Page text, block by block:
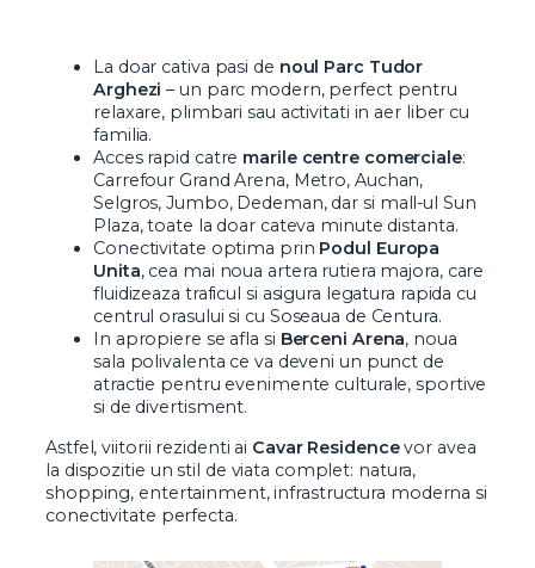
La doar cativa pasi de noul Parc Tudor
Arghezi – un parc modern, perfect pentru
relaxare, plimbari sau activitati in aer liber cu
familia.
Acces rapid catre marile centre comerciale:
Carrefour Grand Arena, Metro, Auchan,
Selgros, Jumbo, Dedeman, dar si mall-ul Sun
Plaza, toate la doar cateva minute distanta.
Conectivitate optima prin Podul Europa
Unita, cea mai noua artera rutiera majora, care
fluidizeaza traficul si asigura legatura rapida cu
centrul orasului si cu Soseaua de Centura.
In apropiere se afla si Berceni Arena, noua
sala polivalenta ce va deveni un punct de
atractie pentru evenimente culturale, sportive
si de divertisment.
Astfel, viitorii rezidenti ai Cavar Residencevor avea
la dispozitie un stil de viata complet: natura,
shopping, entertainment, infrastructura moderna si
conectivitate perfecta.